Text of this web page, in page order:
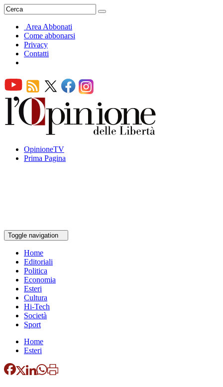
Area Abbonati
Come abbonarsi
Privacy
Contatti
OpinioneTV
Prima Pagina
Toggle navigation
Home
Editoriali
Politica
Economia
Esteri
Cultura
Hi-Tech
Società
Sport
Home
Esteri